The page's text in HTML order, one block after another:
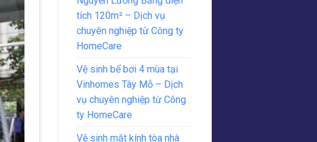
tích 120m² – Dịch vụ
chuyên nghiệp từ Công ty
HomeCare
Vệ sinh bể bơi 4 mùa tại
Vinhomes Tây Mỗ – Dịch
vụ chuyên nghiệp từ Công
ty HomeCare
Vệ sinh mặt kính tòa nhà